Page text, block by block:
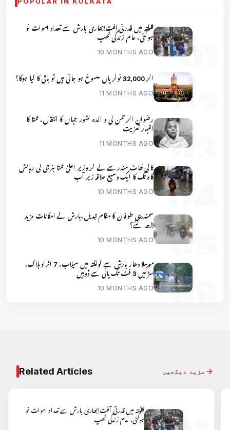
کلکتہ میں قدرتی آفت!بھاری بارش سے تعداد اموات نو
ہوگئی، عام زندگی ٹھپ
10 MONTHS AGO
اگر 32,000 نوکریاں منسوخ ہو جاتی ہیں تو باقی کا کیا ہوگا؟
11 MONTHS AGO
رضوان الرحمن کی و الدہ کشور جہاں کا انتقال، ممتا کا
اظہار تعزیت
11 MONTHS AGO
کالی گھاٹ مندر سے لے کر وزیر اعلیٰ ممتا بنرجی کی رہائش
گاہ تک کا ایک وسیع علاقہ زیر آب
10 MONTHS AGO
سمندری طوفان کا مقام تبدیل،بارش کے امکانات مزید
بڑھ گئے؟
10 MONTHS AGO
موسلا دھار بارش سے کولکتہ میں سیلاب، 7 افراد ہلاک،
سڑکیں 3 فٹ تک پانی سے ڈوبیں
10 MONTHS AGO
Related Articles مزید دیکھیں
کلکتہ میں قدرتی آفت!بھاری بارش سے تعداد اموات نو
ہوگئی، عام زندگی ٹھپ